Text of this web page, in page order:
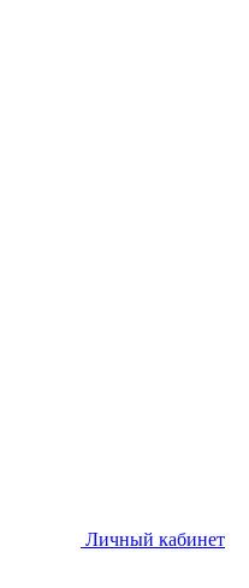
Личный кабинет